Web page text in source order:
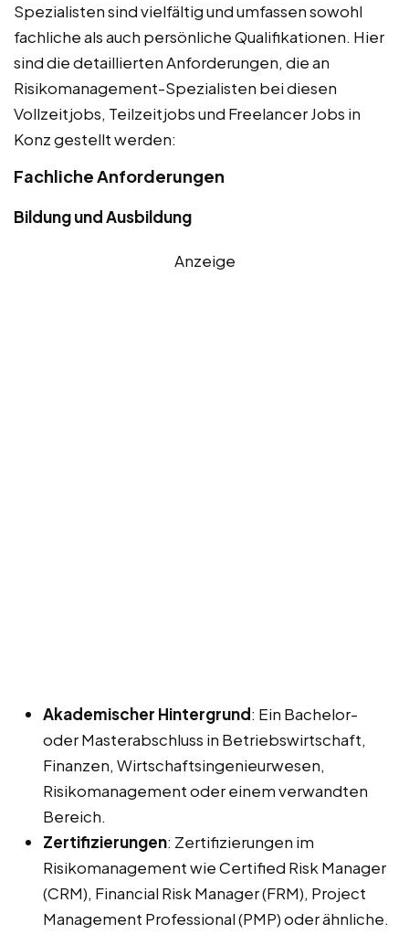
Spezialisten sind vielfältig und umfassen sowohl
fachliche als auch persönliche Qualifikationen. Hier
sind die detaillierten Anforderungen, die an
Risikomanagement-Spezialisten bei diesen
Vollzeitjobs, Teilzeitjobs und Freelancer Jobs in
Konz gestellt werden:
Fachliche Anforderungen
Bildung und Ausbildung
Anzeige
Akademischer Hintergrund: Ein Bachelor-
oder Masterabschluss in Betriebswirtschaft,
Finanzen, Wirtschaftsingenieurwesen,
Risikomanagement oder einem verwandten
Bereich.
Zertifizierungen: Zertifizierungen im
Risikomanagement wie Certified Risk Manager
(CRM), Financial Risk Manager (FRM), Project
Management Professional (PMP) oder ähnliche.